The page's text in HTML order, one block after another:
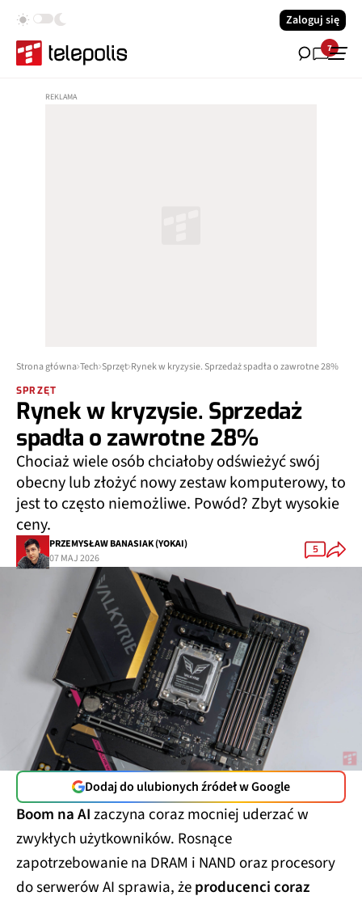
Zaloguj się
7
Strona główna Tech Sprzęt Rynek w kryzysie. Sprzedaż spadła o zawrotne 28%
SPRZĘT
Rynek w kryzysie. Sprzedaż
spadła o zawrotne 28%
Chociaż wiele osób chciałoby odświeżyć swój
obecny lub złożyć nowy zestaw komputerowy, to
jest to często niemożliwe. Powód? Zbyt wysokie
ceny.
PRZEMYSŁAW BANASIAK (YOKAI)
07 MAJ 2026
5
Dodaj do ulubionych źródeł w Google
Boom na AIzaczyna coraz mocniej uderzać w
zwykłych użytkowników. Rosnące
zapotrzebowanie na DRAM i NAND oraz procesory
do serwerów AI sprawia, żeproducenci coraz